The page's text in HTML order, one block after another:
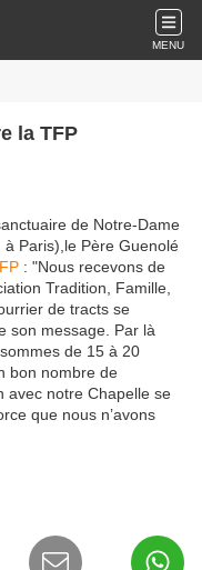
MENU
la TFP
de Notre-Dame
Paris),le Père Guenolé
: "Nous recevons de
Tradition, Famille,
de tracts se
son message. Par là
de 15 à 20
bon nombre de
avec notre Chapelle se
que nous n’avons